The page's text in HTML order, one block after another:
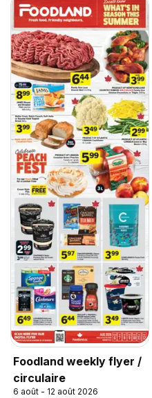
Foodland weekly flyer /
circulaire
6 août - 12 août 2026